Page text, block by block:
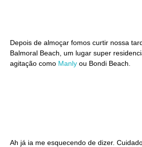
Depois de almoçar fomos curtir nossa
Balmoral Beach, um lugar super
agitação como Manly ou Bondi Beach.
Ah já ia me esquecendo de dizer.